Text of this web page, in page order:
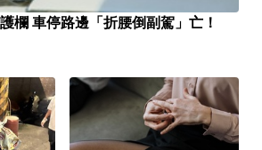
欄 車停路邊「折腰倒副駕」亡！